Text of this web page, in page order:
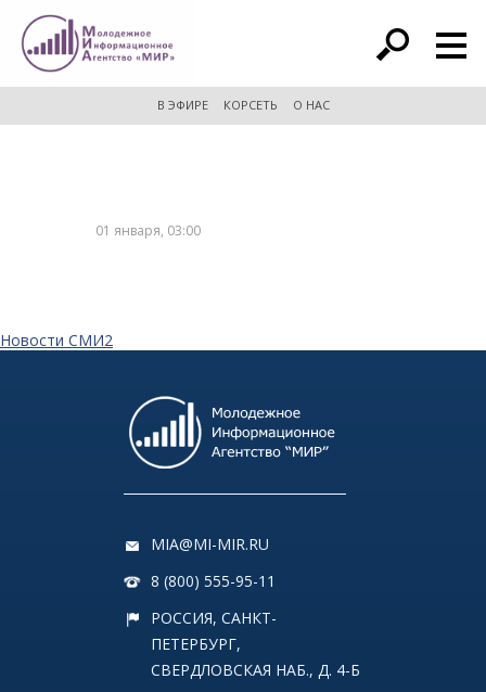
расширенный поиск
В ЭФИРЕ КОРСЕТЬ О НАС
01 января, 03:00
Новости СМИ2
MIA@MI-MIR.RU
8 (800) 555-95-11
РОССИЯ, САНКТ-
ПЕТЕРБУРГ,
СВЕРДЛОВСКАЯ НАБ., Д. 4-Б